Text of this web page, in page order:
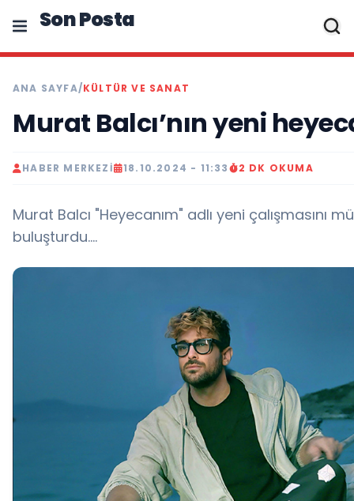
Son Posta
ANA SAYFA/KÜLTÜR VE SANAT
Murat Balcı’nın yeni
HABER MERKEZI 18.10.2024 - 11:33 2 DK OKUMA
Murat Balcı "Heyecanım" adlı yeni çalışmasını
buluşturdu....